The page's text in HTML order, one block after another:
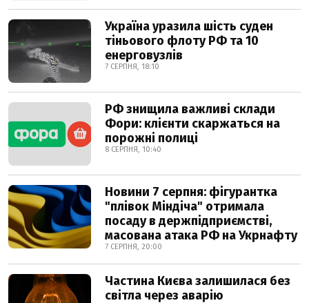
Україна уразила шість суден
тіньового флоту РФ та 10
енерговузлів
7 СЕРПНЯ, 18:10
РФ знищила важливі склади
Фори: клієнти скаржаться на
порожні полиці
8 СЕРПНЯ, 10:40
Новини 7 серпня: фігурантка
"плівок Міндіча" отримала
посаду в держпідприємстві,
масована атака РФ на Укрнафту
7 СЕРПНЯ, 20:00
Частина Києва залишилася без
світла через аварію